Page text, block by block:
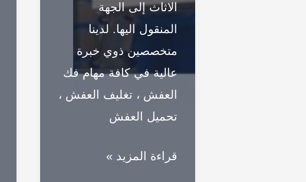
الاثاث إلى الجهة
المنقول اليها. لدينا
متخصصين ذوي خبرة
عالية في كافة مهام فك
العفش ، تغليف العفش ،
تحميل العفش
شركات
قراءة المزيد »